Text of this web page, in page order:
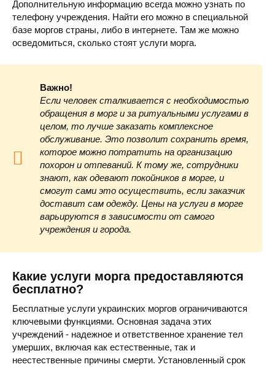
Дополнительную информацию всегда можно узнать по
телефону учреждения. Найти его можно в специальной
базе моргов страны, либо в интернете. Там же можно
осведомиться, сколько стоят услуги морга.
Важно!
Если человек сталкивается с необходимостью
обращения в морг и за ритуальными услугами в
целом, то лучше заказать комплексное
обслуживание. Это позволит сохранить время,
которое можно потратить на организацию
похорон и отпеваний. К тому же, сотрудники
знают, как одевают покойников в морге, и
смогут сами это осуществить, если заказчик
доставит сам одежду. Цены на услуги в морге
варьируются в зависимости от самого
учреждения и города.
Какие услуги морга предоставляются
бесплатно?
Бесплатные услуги украинских моргов ограничиваются
ключевыми функциями. Основная задача этих
учреждений - надежное и ответственное хранение тел
умерших, включая как естественные, так и
неестественные причины смерти. Установленный срок